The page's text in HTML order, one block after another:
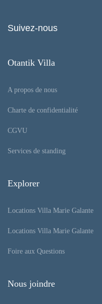
Suivez-nous
Otantik Villa
A propos de nous
Charte de confidentialité
CGVU
Services de standing
Explorer
Locations Villa Marie Galante
Locations Villa Marie Galante
Foire aux Questions
Nous joindre